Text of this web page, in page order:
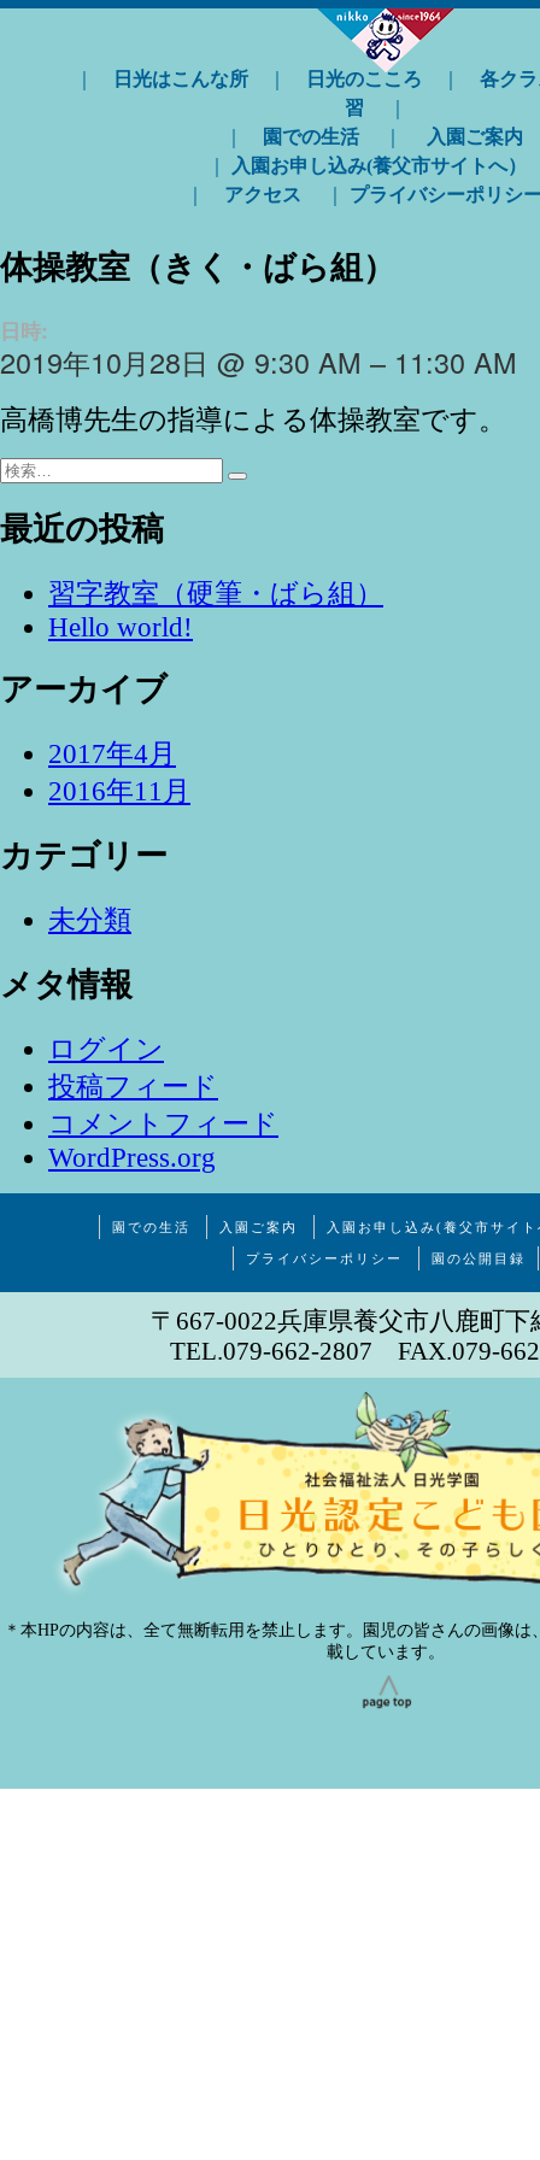
日光はこんな所 日光のこころ
各ク
習
園での生活 入園ご案内
入園お申し込み(養父市サイトへ）
アクセス プライバシーポリシ
体操教室（きく・ばら組）
日時:
2019年10月28日 @ 9:30 AM – 11:30 AM
高橋博先生の指導による体操教室です。
検
検
最近の投稿
習字教室（硬筆・ばら組）
Hello world!
アーカイブ
2017年4月
2016年11月
カテゴリー
未分類
メタ情報
ログイン
投稿フィード
コメントフィード
WordPress.org
園での生活 入園ご案内 入園お申し込み(養父市サイ
プライバシーポリシー 園の公開目録
〒667-0022兵庫県養父市八鹿町下
TEL.079-662-2807 FAX.079-
＊本HPの内容は、全て無断転用を禁止します。園児の皆さんの画像
載しています。